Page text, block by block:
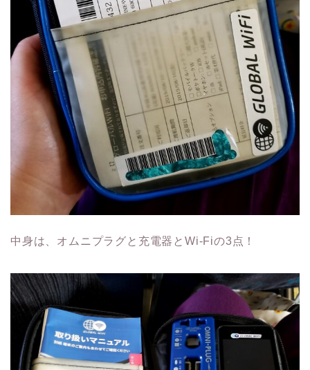
中身は、オムニプラグと充電器とWi-Fiの3点！